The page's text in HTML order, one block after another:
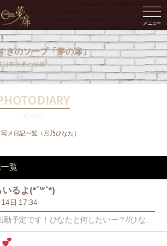
きのソープ「夢の扉」
日常の夢の世界へ･･･。
写メ日記
写メ日記一覧（月乃ひなた）
覧
るよ(*´꒳`*)
日 17:34
20時から出勤予定です！ひなたと何したいー？//ひなたはいー...